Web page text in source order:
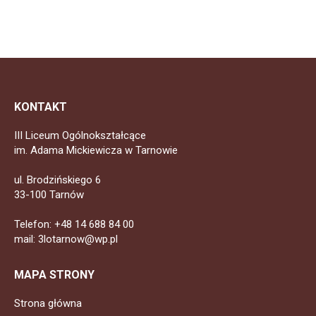
KONTAKT
III Liceum Ogólnokształcące
im. Adama Mickiewicza w Tarnowie
ul. Brodzińskiego 6
33-100 Tarnów
Telefon: +48 14 688 84 00
mail: 3lotarnow@wp.pl
MAPA STRONY
Strona główna